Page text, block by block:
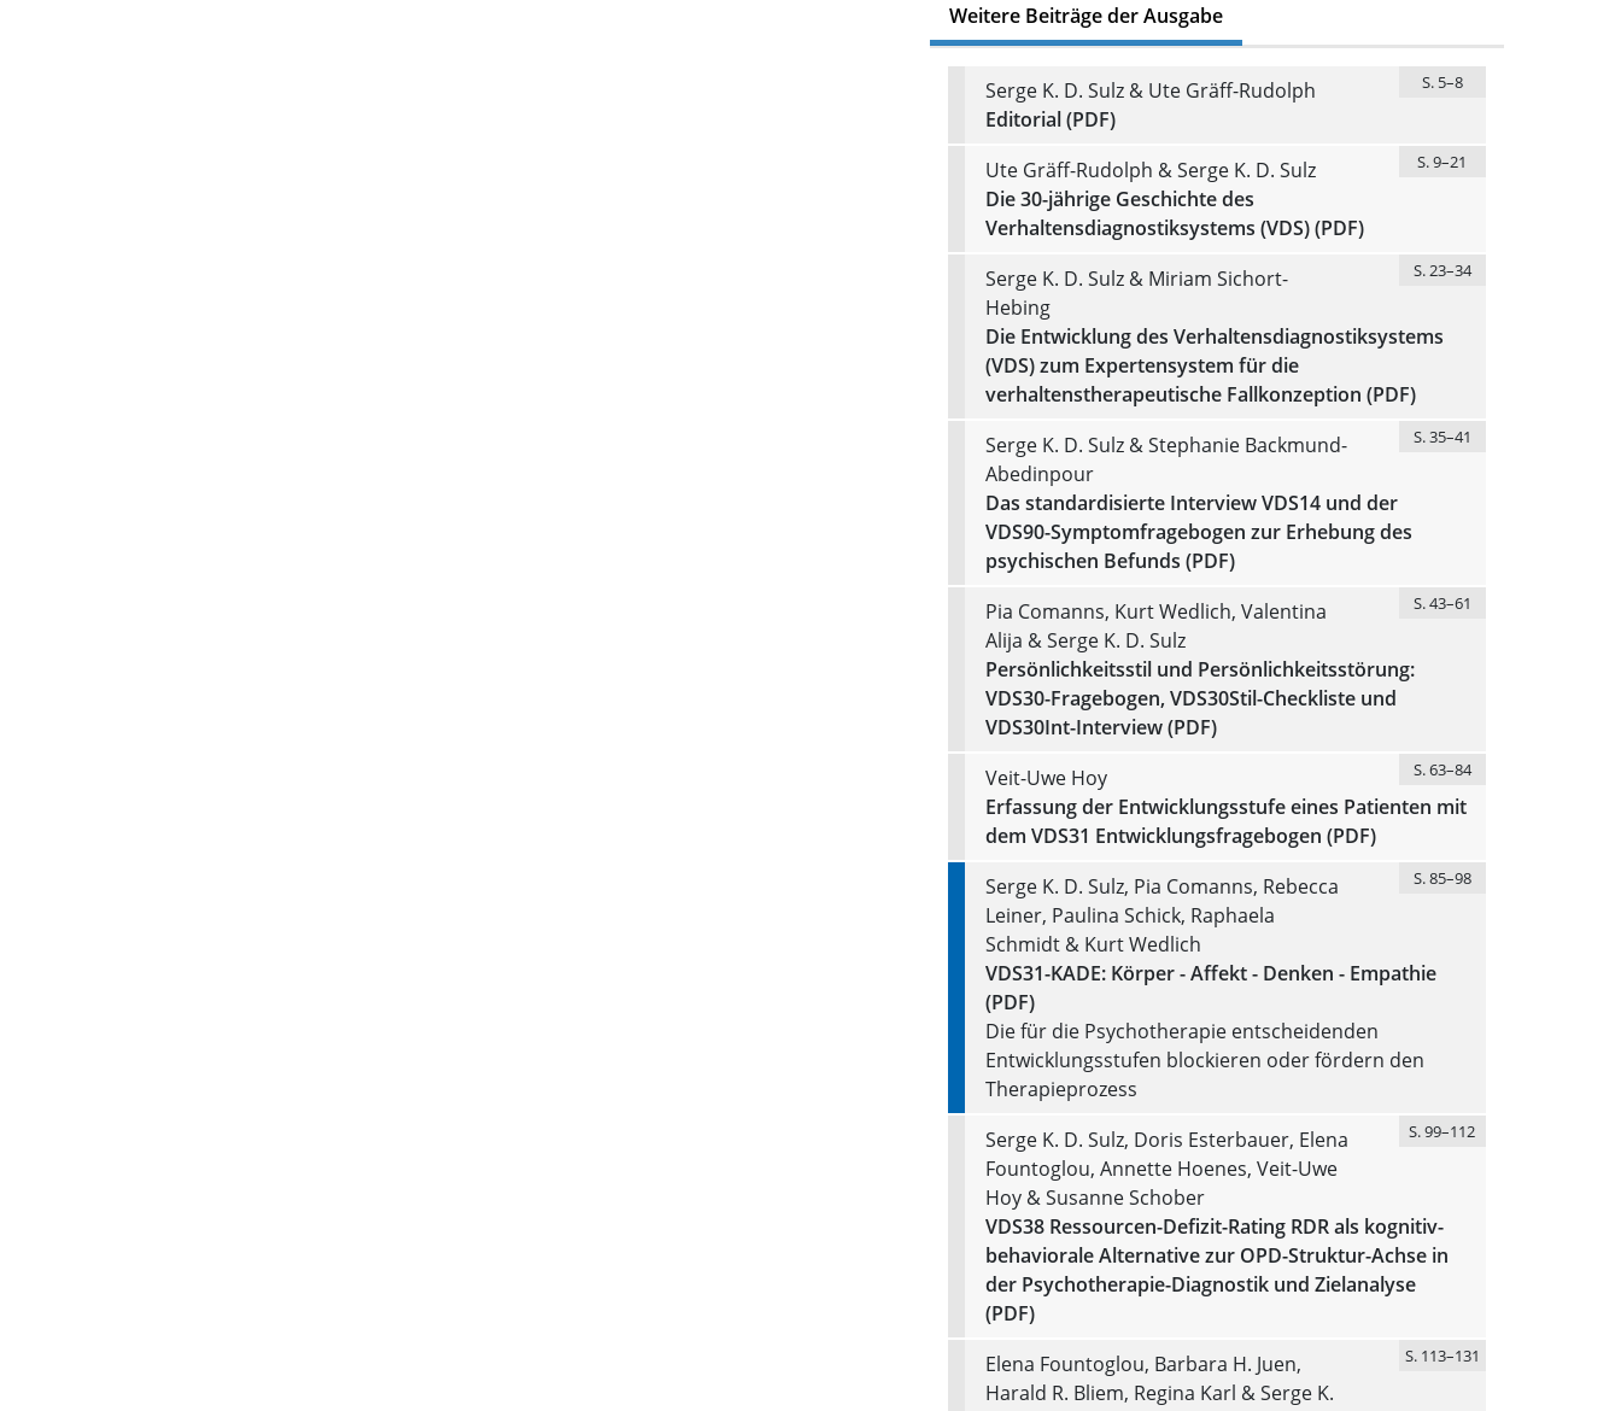
Weitere Beiträge der Ausgabe
Serge K. D. Sulz & Ute Gräff-Rudolph S. 5–8
Editorial (PDF)
Ute Gräff-Rudolph & Serge K. D. Sulz
S. 9–21
Die 30-jährige Geschichte des
Verhaltensdiagnostiksystems (VDS) (PDF)
Serge K. D. Sulz & Miriam Sichort-
Hebing
S. 23–34
Die Entwicklung des Verhaltensdiagnostiksystems
(VDS) zum Expertensystem für die
verhaltenstherapeutische Fallkonzeption (PDF)
Serge K. D. Sulz & Stephanie Backmund-
Abedinpour
S. 35–41
Das standardisierte Interview VDS14 und der
VDS90-Symptomfragebogen zur Erhebung des
psychischen Befunds (PDF)
Pia Comanns, Kurt Wedlich, Valentina
Alija & Serge K. D. Sulz
S. 43–61
Persönlichkeitsstil und Persönlichkeitsstörung:
VDS30-Fragebogen, VDS30Stil-Checkliste und
VDS30Int-Interview (PDF)
Veit-Uwe Hoy
S. 63–84
Erfassung der Entwicklungsstufe eines Patienten mit
dem VDS31 Entwicklungsfragebogen (PDF)
Serge K. D. Sulz, Pia Comanns, Rebecca
Leiner, Paulina Schick, Raphaela
Schmidt & Kurt Wedlich
S. 85–98
VDS31-KADE: Körper - Affekt - Denken - Empathie
(PDF)
Die für die Psychotherapie entscheidenden
Entwicklungsstufen blockieren oder fördern den
Therapieprozess
Serge K. D. Sulz, Doris Esterbauer, Elena
Fountoglou, Annette Hoenes, Veit-Uwe
Hoy & Susanne Schober
S. 99–112
VDS38 Ressourcen-Defizit-Rating RDR als kognitiv-
behaviorale Alternative zur OPD-Struktur-Achse in
der Psychotherapie-Diagnostik und Zielanalyse
(PDF)
Elena Fountoglou, Barbara H. Juen,
Harald R. Bliem, Regina Karl & Serge K.
S. 113–131